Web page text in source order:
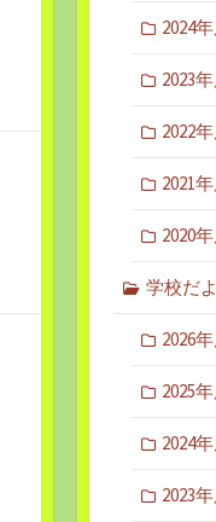
2024
2023
2022
2021
2020
学校だ
2026
2025
2024
2023